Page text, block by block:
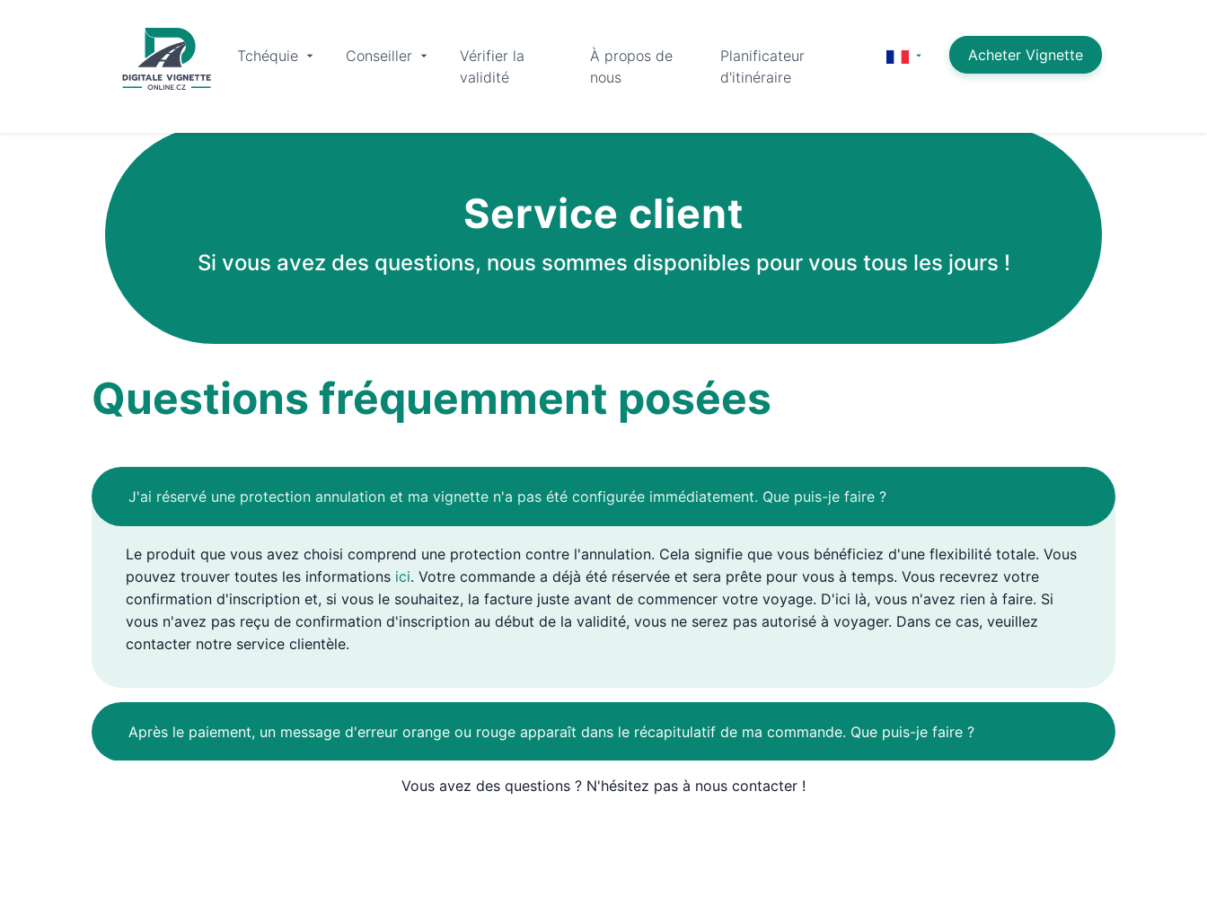
Tchéquie Acheter Vignette
Conseiller
Vérifier la
validité
À propos de
nous
Planificateur
d'itinéraire
Service client
Si vous avez des questions, nous sommes disponibles pour vous tous les jours !
Questions fréquemment posées
J'ai réservé une protection annulation et ma vignette n'a pas été configurée immédiatement. Que puis-je faire ?
Le produit que vous avez choisi comprend une protection contre l'annulation. Cela signifie que vous bénéficiez d'une flexibilité totale. Vous
pouvez trouver toutes les informations ici. Votre commande a déjà été réservée et sera prête pour vous à temps. Vous recevrez votre
confirmation d'inscription et, si vous le souhaitez, la facture juste avant de commencer votre voyage. D'ici là, vous n'avez rien à faire. Si
vous n'avez pas reçu de confirmation d'inscription au début de la validité, vous ne serez pas autorisé à voyager. Dans ce cas, veuillez
contacter notre service clientèle.
Après le paiement, un message d'erreur orange ou rouge apparaît dans le récapitulatif de ma commande. Que puis-je faire ?
Vous avez des questions ? N'hésitez pas à nous contacter !